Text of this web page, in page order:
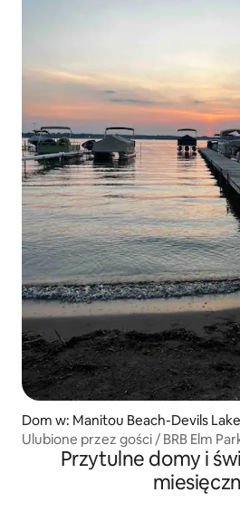
Dom w: Manitou Beach-Devils Lake
Ulubione przez gości / BRB Elm
Przytulne domy i